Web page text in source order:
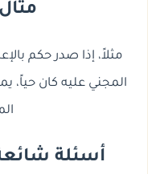
مثلاً، إذا صدر حكم
المجني عليه كان حياً،
أسئلة شائعة